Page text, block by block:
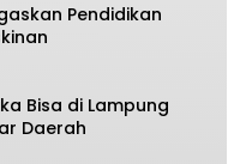
Pendidikan
Bisa di Lampung
Daerah